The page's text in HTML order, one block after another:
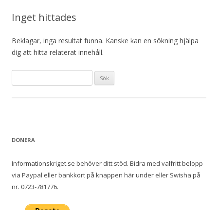
Inget hittades
Beklagar, inga resultat funna. Kanske kan en sökning hjälpa
dig att hitta relaterat innehåll.
ö
DONERA
Informationskriget.se behöver ditt stöd. Bidra med valfritt belopp
via Paypal eller bankkort på knappen här under eller Swisha på
nr. 0723-781776.